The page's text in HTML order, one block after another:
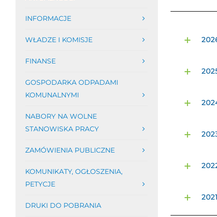
INFORMACJE
WŁADZE I KOMISJE
FINANSE
GOSPODARKA ODPADAMI
KOMUNALNYMI
NABORY NA WOLNE
STANOWISKA PRACY
ZAMÓWIENIA PUBLICZNE
KOMUNIKATY, OGŁOSZENIA,
PETYCJE
DRUKI DO POBRANIA
2021